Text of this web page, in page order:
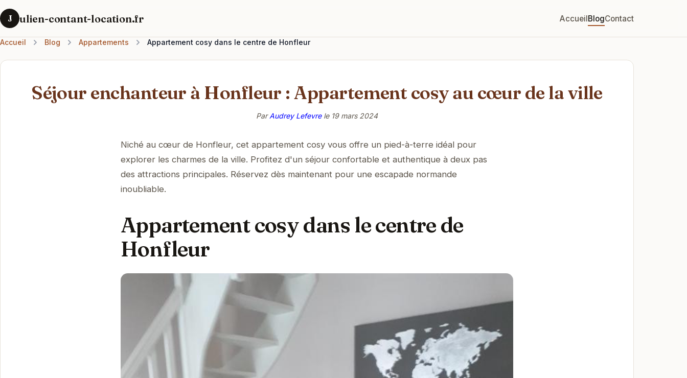
J ulien-contant-location.fr AccueilBlogContact
Accueil Blog Appartements Appartement cosy dans le centre de Honfleur
Séjour enchanteur à Honfleur : Appartement cosy au cœur de la ville
ParAudrey Lefevrele 19 mars 2024
Niché au cœur de Honfleur, cet appartement cosy vous offre un pied-à-terre idéal pour
explorer les charmes de la ville. Profitez d'un séjour confortable et authentique à deux pas
des attractions principales. Réservez dès maintenant pour une escapade normande
inoubliable.
Appartement cosy dans le centre de
Honfleur